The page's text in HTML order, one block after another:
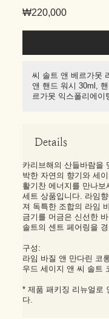
₩220,000
씨 솔트 앤 베르가못
앤 핸드 워시 30ml,
르가못 익스폴리에이
Details
카리브해의 산들바람을
박한 자연의 향기와 세
활기찬 에너지를 만나
세트 상품입니다. 라임
져 독특한 조합의 라임
금기를 머금은 신선한
솔트의 센트 페어링을
구성:
라임 바질 앤 만다린 코
우드 세이지 앤 씨 솔트
* 제품 패키징 리뉴얼로
다.